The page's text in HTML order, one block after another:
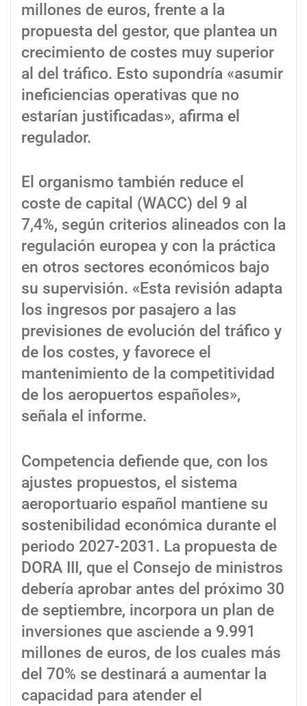
millones de euros, frente a la
propuesta del gestor, que plantea un
crecimiento de costes muy superior
al del tráfico. Esto supondría «asumir
ineficiencias operativas que no
estarían justificadas», afirma el
regulador.
El organismo también reduce el
coste de capital (WACC) del 9 al
7,4%, según criterios alineados con la
regulación europea y con la práctica
en otros sectores económicos bajo
su supervisión. «Esta revisión adapta
los ingresos por pasajero a las
previsiones de evolución del tráfico y
de los costes, y favorece el
mantenimiento de la competitividad
de los aeropuertos españoles»,
señala el informe.
Competencia defiende que, con los
ajustes propuestos, el sistema
aeroportuario español mantiene su
sostenibilidad económica durante el
periodo 2027-2031. La propuesta de
DORA III, que el Consejo de ministros
debería aprobar antes del próximo 30
de septiembre, incorpora un plan de
inversiones que asciende a 9.991
millones de euros, de los cuales más
del 70% se destinará a aumentar la
capacidad para atender el